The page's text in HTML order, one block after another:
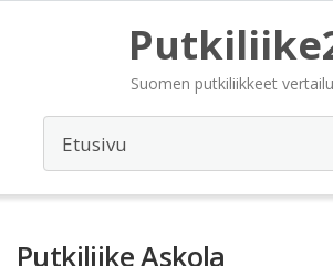
Suomen putkiliikkeet
Putkiliike Askola